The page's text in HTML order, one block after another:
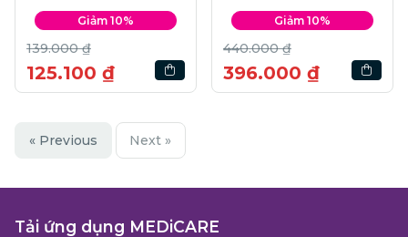
Moist | 50 tờ
Giảm 10%
139.000 ₫
125.100 ₫
| 120g
Giảm 10%
440.000 ₫
396.000 ₫
« Previous Next »
Tải ứng dụng MEDiCARE